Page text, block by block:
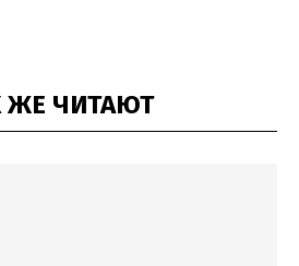
ЖЕ ЧИТАЮТ